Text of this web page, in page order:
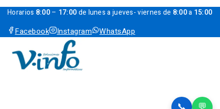
Horarios 8:00– 17:00de lunes a jueves- viernes de 8:00a 15:00
Facebook Instagram WhatsApp